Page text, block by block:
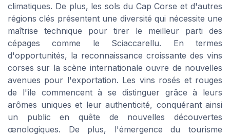
climatiques. De plus, les sols du Cap Corse et d'autres
régions clés présentent une diversité qui nécessite une
maîtrise technique pour tirer le meilleur parti des
cépages comme le Sciaccarellu. En termes
d'opportunités, la reconnaissance croissante des vins
corses sur la scène internationale ouvre de nouvelles
avenues pour l'exportation. Les vins rosés et rouges
de l'île commencent à se distinguer grâce à leurs
arômes uniques et leur authenticité, conquérant ainsi
un public en quête de nouvelles découvertes
œnologiques. De plus, l'émergence du tourisme